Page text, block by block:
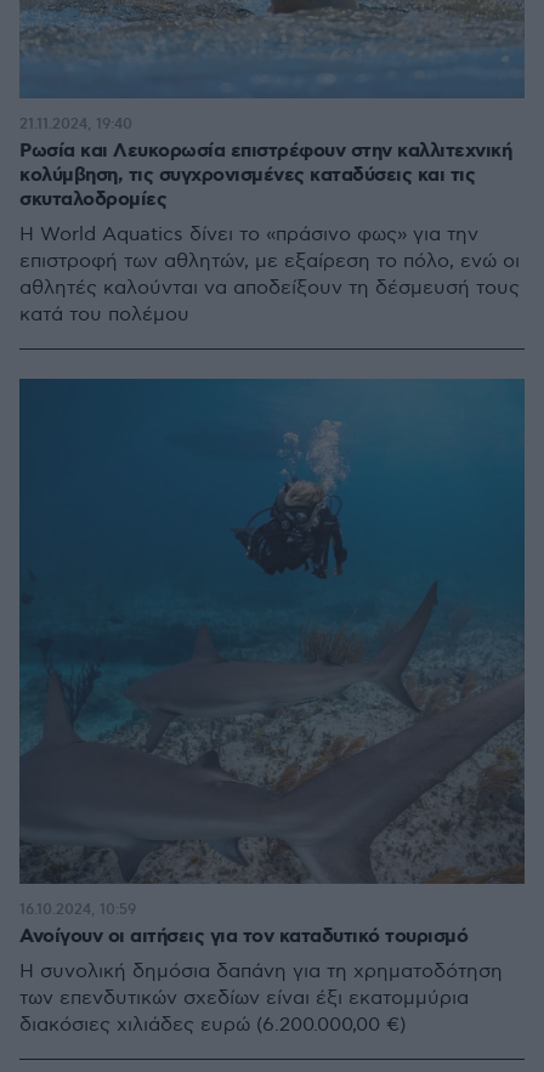
Ρωσία και Λευκορωσία επιστρέφουν στην καλλιτεχνική
κολύμβηση, τις συγχρονισμένες καταδύσεις και τις
σκυταλοδρομίες
Η World Aquatics δίνει το «πράσινο φως» για την
επιστροφή των αθλητών, με εξαίρεση το πόλο, ενώ οι
αθλητές καλούνται να αποδείξουν τη δέσμευσή τους
κατά του πολέμου
21.11.2024, 19:40
Ανοίγουν οι αιτήσεις για τον καταδυτικό τουρισμό
Η συνολική δημόσια δαπάνη για τη χρηματοδότηση
των επενδυτικών σχεδίων είναι έξι εκατομμύρια
διακόσιες χιλιάδες ευρώ (6.200.000,00 €)
16.10.2024, 10:59